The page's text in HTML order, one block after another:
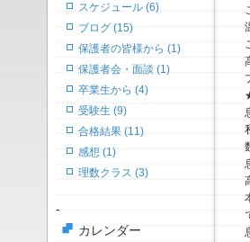
スケジュール (6)
ブログ (15)
保護者の皆様から (1)
保護者会・面談 (1)
卒業生から (4)
受験生 (9)
合格結果 (11)
感想 (1)
理数クラス (3)
-
カレンダー